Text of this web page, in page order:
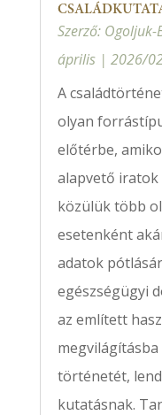
Szerző: Ogoljuk-
április| 2026/
A
olyan
előtérbe,
alapvető iratok
közülük több
esetenként
adatok
egészségügyi
az említett
történetét,
kutatásnak.